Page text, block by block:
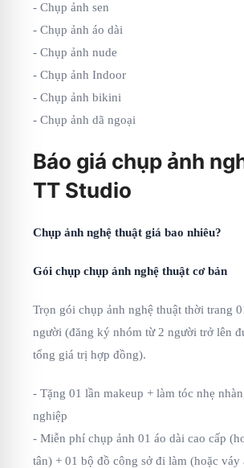
- Chụp ảnh sen
- Chụp ảnh áo dài
- Chụp ảnh nude
- Chụp ảnh Indoor
- Chụp ảnh bikini
- Chụp ảnh dã ngoại
Báo giá chụp ảnh
TT Studio
Chụp ảnh nghệ thuật giá bao nhiêu?
Gói chụp chụp ảnh nghệ thuật cơ bản
Trọn gói chụp ảnh nghệ thuật thời trang
người (đăng ký nhóm từ 2 người trở lên
tổng giá trị hợp đồng).
- Tặng 01 lần makeup + làm tóc nhẹ
nghiệp
- Miễn phí chụp ảnh 01 áo dài cao cấp
tân) + 01 bộ đồ công sở đi làm (hoặc váy